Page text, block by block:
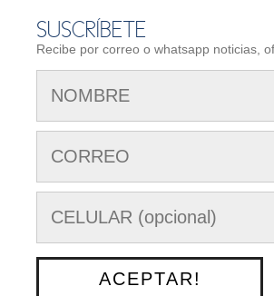
SUSCRÍBETE
Recibe por correo o whatsapp noticias,
ACEPTAR!
Siguenos en:
NUESTRO TRABAJO> CASA FAMILIA